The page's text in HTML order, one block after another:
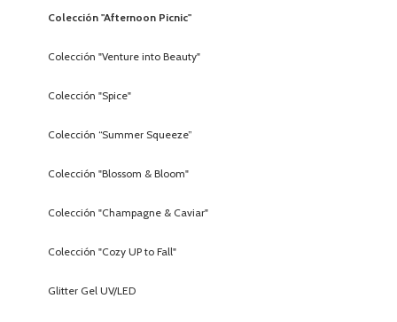
Colección "Afternoon Picnic"
Colección "Venture into Beauty"
Colección "Spice"
Colección “Summer Squeeze”
Colección "Blossom & Bloom"
Colección "Champagne & Caviar"
Colección "Cozy UP to Fall"
Glitter Gel UV/LED